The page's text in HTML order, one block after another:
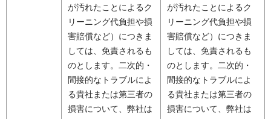
が汚れたことによるク
リーニング代負担や損
害賠償など）につきま
しては、免責されるも
のとします。二次的・
間接的なトラブルによ
る貴社または第三者の
損害について、弊社は
が汚れたことによるク
リーニング代負担や損
害賠償など）につきま
しては、免責されるも
のとします。二次的・
間接的なトラブルによ
る貴社または第三者の
損害について、弊社は